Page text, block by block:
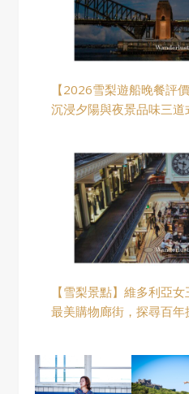
【2026雪梨遊船晚餐評
沉浸夕陽與夜景品味三道
【雪梨景點】維多利亞
最美購物廊街，探尋百年